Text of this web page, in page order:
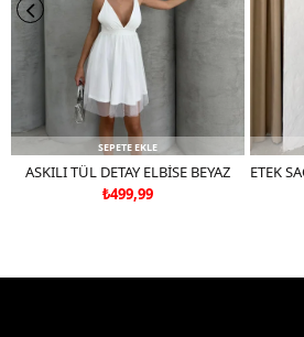
SEPETE EKLE
ASKILI TÜL DETAY ELBİSE BEYAZ
₺499,99